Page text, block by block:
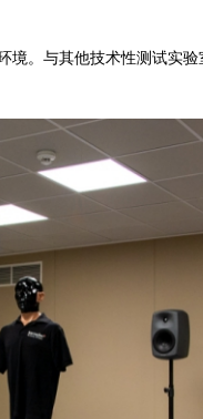
。与其他技术性测试实